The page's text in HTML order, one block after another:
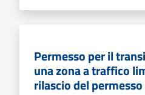
Permesso per il
una zona a traffico
rilascio del